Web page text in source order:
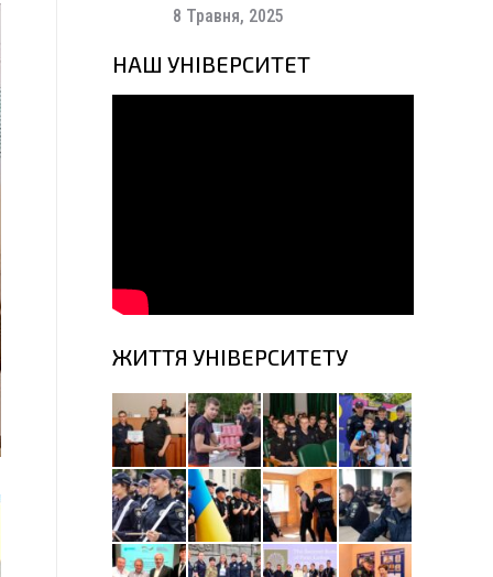
8 Травня, 2025
НАШ УНІВЕРСИТЕТ
ЖИТТЯ УНІВЕРСИТЕТУ